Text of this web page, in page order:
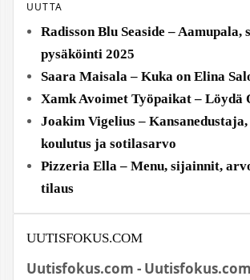
UUTTA
Radisson Blu Seaside – Aamupala,
pysäköinti 2025
Saara Maisala – Kuka on Elina
Xamk Avoimet Työpaikat – Löydä
Joakim Vigelius – Kansanedustaja,
koulutus ja sotilasarvo
Pizzeria Ella – Menu, sijainnit,
tilaus
UUTISFOKUS.COM
Uutisfokus.com -